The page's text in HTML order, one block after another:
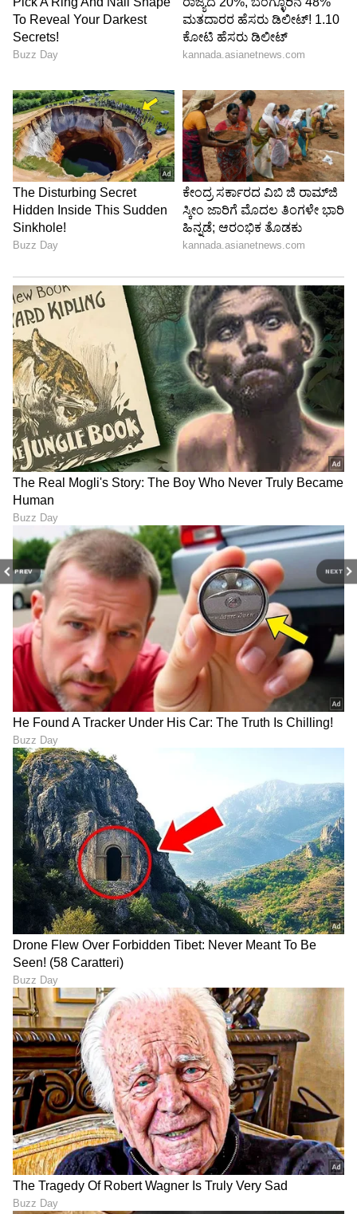
PREV NEXT
ಸ್ಯಾಂಡಲ್​ವುಡ್​ಗೂ ಎಂಟ್ರಿ
ನಟಿ ಭವ್ಯಾ, ಇದಾಗಲೇ ನಟಿ ಬೆಳ್ಳಿತೆರೆಗೂ ಕಾಲಿಟ್ಟಿದ್ದಾರೆ.
'ಲ್ಯಾಂಡ್‌ಲಾರ್ಡ್' ಚಿತ್ರದಲ್ಲಿ ನಟಿಸಿದ್ದಾರೆ. ದುನಿಯಾ ವಿಜಯ್
ನಿರ್ದೇಶನದ ಚಿತ್ರವಿದು. ಗಗನಸಖಿಯಾಗುವ ಹಂಬಲವಿದ್ದ
ನಟಿ, ನಟನಾ ವೃತ್ತಿಗೆ ಕಾಲಿಟ್ಟು ಯಶಸ್ವಿ ನಟಿ
ಎನ್ನಿಸಿಕೊಳ್ಳುತ್ತಿದ್ದಾರೆ.
6
6
Image Credit :Instagram
ಬಹು ವರ್ಷಗಳ ಕ್ರಶ್​
ಅಷ್ಟಕ್ಕೂ ಭವ್ಯಾ ಅವರ ಲವ್​ಸ್ಟೋರಿ ಬಗ್ಗೆ ಇದಾಗಲೇ ರಿವೀಲ್​
ಆಗಿದೆ. ಅವರು ಕಳೆದ ಐದು ವರ್ಷದಿಂದ ಒಬ್ಬರೇ ನನಗೆ ಕ್ರಶ್‌
ಇದ್ದಾರೆ ಎಂದು ಹಿಂದೊಮ್ಮೆ ಹೇಳಿದ್ದರು. ನಿಮಗೆ ಯಾರಾದರೂ
ಕ್ರಶ್‌ ಇದ್ದಾರಾ ಎಂದು ಭವ್ಯಾ ಗೌಡ ಅವರಿಗೆ ಎಷಿಯಾನೆಟ್‌
ಸುವರ್ಣ ನ್ಯೂಸ್‌ ಪ್ರಶ್ನೆ ಮಾಡಿತ್ತು, ಆಗಲೇ ಅವರು ಹೌದು,
ಕಳೆದ ಐದು ವರ್ಷದಿಂದ ಒಬ್ಬರೇ ನನಗೆ ಕ್ರಶ್‌ ಇದ್ದಾರೆ ಎಂದು
ಹೇಳಿದ್ದರು. ಅವರು ಯಾರು ಎನ್ನುವುದು ಇನ್ನಷ್ಟೇ ರಿವೀಲ್​
ಆಗಬೇಕಿದೆ.
LATEST VIDEOS
ಕನ್ನಡ ಸಿನಿಮಾ (Kannada Cinema News), ಟಿವಿ
ಕಾರ್ಯಕ್ರಮಗಳು (